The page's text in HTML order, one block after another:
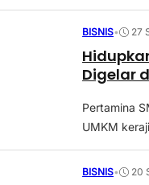
BISNIS• 27
Digelar
Pertamina
UMKM
BISNIS• 20